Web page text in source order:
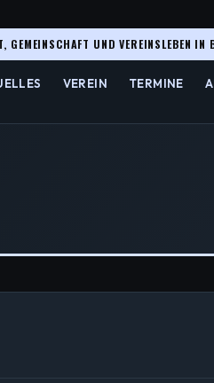
UND VEREINSLEBEN IN
VEREIN TERMINE